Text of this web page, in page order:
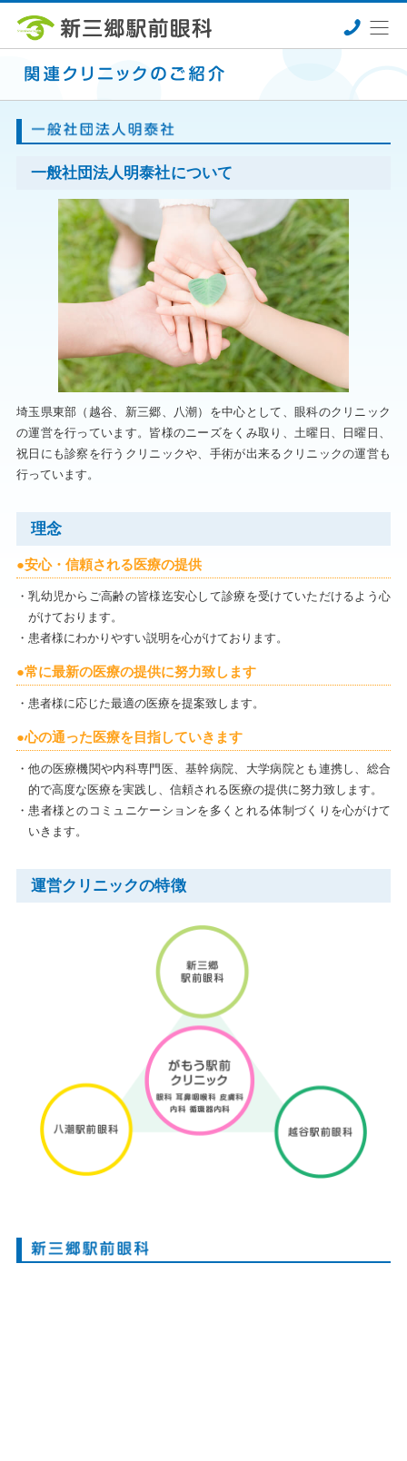
一般社団法人明泰社について
埼玉県東部（越谷、新三郷、八潮）を中心として、眼科のクリニック
の運営を行っています。皆様のニーズをくみ取り、土曜日、日曜日、
祝日にも診察を行うクリニックや、手術が出来るクリニックの運営も
行っています。
理念
●安心・信頼される医療の提供
・乳幼児からご高齢の皆様迄安心して診療を受けていただけるよう心
がけております。
・患者様にわかりやすい説明を心がけております。
●常に最新の医療の提供に努力致します
・患者様に応じた最適の医療を提案致します。
●心の通った医療を目指していきます
・他の医療機関や内科専門医、基幹病院、大学病院とも連携し、総合
的で高度な医療を実践し、信頼される医療の提供に努力致します。
・患者様とのコミュニケーションを多くとれる体制づくりを心がけて
いきます。
運営クリニックの特徴